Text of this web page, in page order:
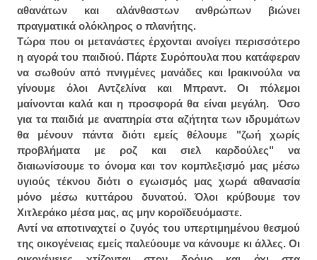
αθανάτων και αλάνθαστων ανθρώπων βιώνει
πραγματικά ολόκληρος ο πλανήτης.
Τώρα που οι μετανάστες έρχονται ανοίγει περισσότερο
η αγορά του παιδιού. Πάρτε Συρόπουλα που κατάφεραν
να σωθούν από πνιγμένες μανάδες και Ιρακινούλα να
γίνουμε όλοι Αντζελίνα και Μπραντ. Οι πόλεμοι
μαίνονται καλά και η προσφορά θα είναι μεγάλη. Όσο
για τα παιδιά με αναπηρία στα αζήτητα των ιδρυμάτων
θα μένουν πάντα διότι εμείς θέλουμε "ζωή χωρίς
προβλήματα με ροζ και σιελ καρδούλες" να
διαιωνίσουμε το όνομα και τον κομπλεξισμό μας μέσω
υγιούς τέκνου διότι ο εγωισμός μας χωρά αθανασία
μόνο μέσω κυττάρου δυνατού. Όλοι κρύβουμε τον
Χιτλεράκο μέσα μας, ας μην κοροϊδευόμαστε.
Αντί να αποτιναχτεί ο ζυγός του υπερτιμημένου θεσμού
της οικογένειας εμείς παλεύουμε να κάνουμε κι άλλες. Οι